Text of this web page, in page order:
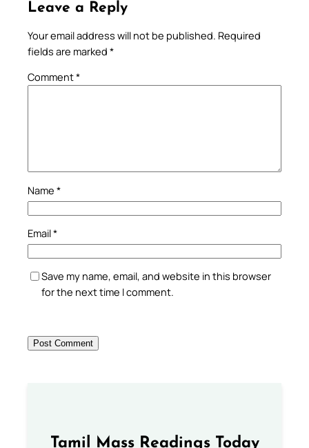
Leave a Reply
Your email address will not be published. Required
fields are marked *
Comment*
Name *
Email*
Save my name, email, and website in this browser
for the next time I comment.
Tamil Mass Readings Today